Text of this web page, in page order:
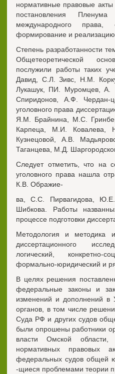
нормативные правовые
постановления
международного
формирование и
Степень разработанности
Общетеоретической
послужили работы таких
Давид, С.Л. Зивс, Н.М.
Лукашук, ПИ. Муромцев,
Спиридонов, А.Ф.
уголовного права
Я.М. Брайнина, М.С.
Карпеца, М.И. Ковалева,
Кузнецовой, А.В.
Таганцева, М.Д.
Следует отметить, что на
уголовного права нашла
К.В. Ображие-
ва, С.С. Пирвагидова,
Шибкова. Работы
процессе подготовки
Методология и методика
диссертационного
логический, конкретно-
формально-юридический и
В целях решения
федеральные законы и
изменений и дополнений
органов, в том числе
Суда РФ и других судов
были опрошены работники
власти Омской области,
нормативных правовых
федеральных судов общей
-щиеся проблемами теории